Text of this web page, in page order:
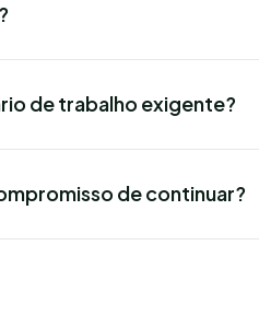
de trabalho exigente?
de continuar?